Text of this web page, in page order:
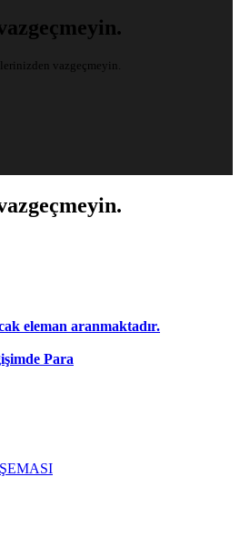
vazgeçmeyin.
eleman aranmaktadır.
Para